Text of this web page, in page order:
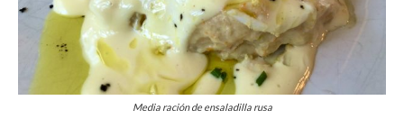
Media ración de ensaladilla rusa